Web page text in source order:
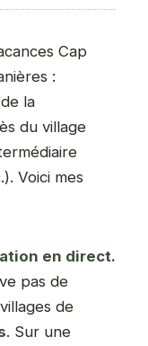
Cap
:
la
du village
Voici mes
en direct.
pas de
de
. Sur une